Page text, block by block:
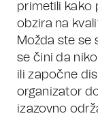
primetili kako
obzira na
Možda ste se
se čini da
ili započne
organizator
izazovno